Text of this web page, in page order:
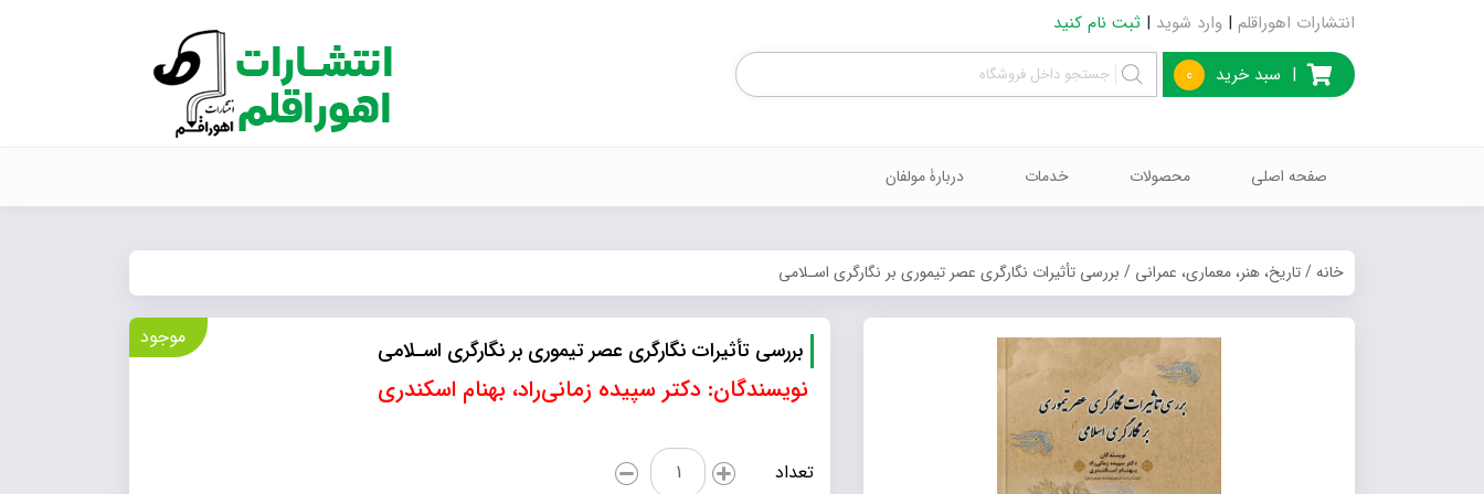
انتشارات اهوراقلم | وارد شوید | ثبت نام کنید
| سبد خرید 0
Products
search
صفحه اصلی محصولات خدمات دربارۀ مولفان
خانه/تاریخ، هنر، معماری، عمرانی / بررسی تأثیرات نگارگری عصر تیموری بر نگارگری اسـلامی
موجود بررسی تأثیرات نگارگری عصر تیموری بر نگارگری اسـلامی
نویسندگان: دکتر سپیده زمانی‌راد، بهنام اسکندری
تعداد
بررسی
تأثیرات